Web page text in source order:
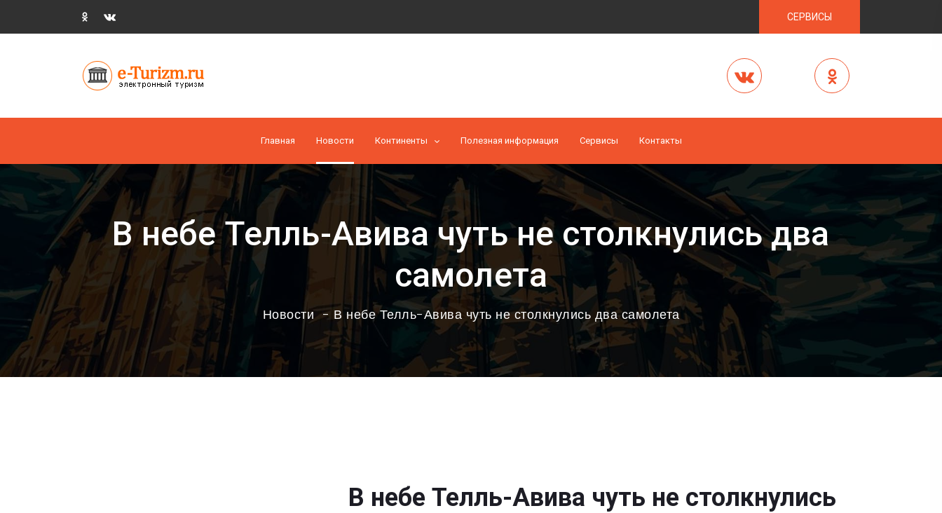
СЕРВИСЫ
Главная Новости Континенты Полезная информация Cервисы Контакты
В небе Телль-Авива чуть не столкнулись два
самолета
Новости В небе Телль-Авива чуть не столкнулись два самолета
В небе Телль-Авива чуть не столкнулись